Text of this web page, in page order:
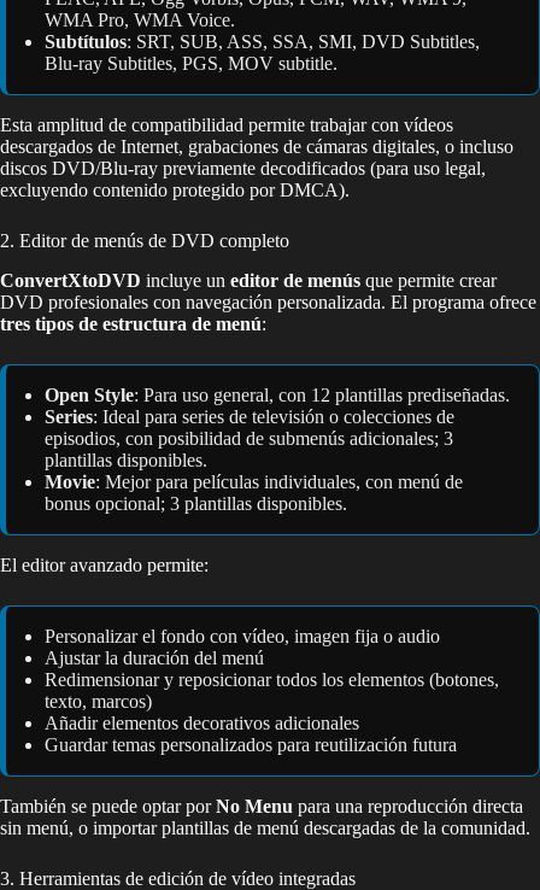
WMA Pro, WMA Voice.
Subtítulos: SRT, SUB, ASS, SSA, SMI, DVD Subtitles,
Blu-ray Subtitles, PGS, MOV subtitle.
Esta amplitud de compatibilidad permite trabajar con vídeos
descargados de Internet, grabaciones de cámaras digitales, o incluso
discos DVD/Blu-ray previamente decodificados (para uso legal,
excluyendo contenido protegido por DMCA).
2. Editor de menús de DVD completo
ConvertXtoDVD incluye un editor de menús que permite crear
DVD profesionales con navegación personalizada. El programa ofrece
tres tipos de estructura de menú:
Open Style: Para uso general, con 12 plantillas prediseñadas.
Series: Ideal para series de televisión o colecciones de
episodios, con posibilidad de submenús adicionales; 3
plantillas disponibles.
Movie: Mejor para películas individuales, con menú de
bonus opcional; 3 plantillas disponibles.
El editor avanzado permite:
Personalizar el fondo con vídeo, imagen fija o audio
Ajustar la duración del menú
Redimensionar y reposicionar todos los elementos (botones,
texto, marcos)
Añadir elementos decorativos adicionales
Guardar temas personalizados para reutilización futura
También se puede optar porNo Menu para una reproducción directa
sin menú, o importar plantillas de menú descargadas de la comunidad.
3. Herramientas de edición de vídeo integradas